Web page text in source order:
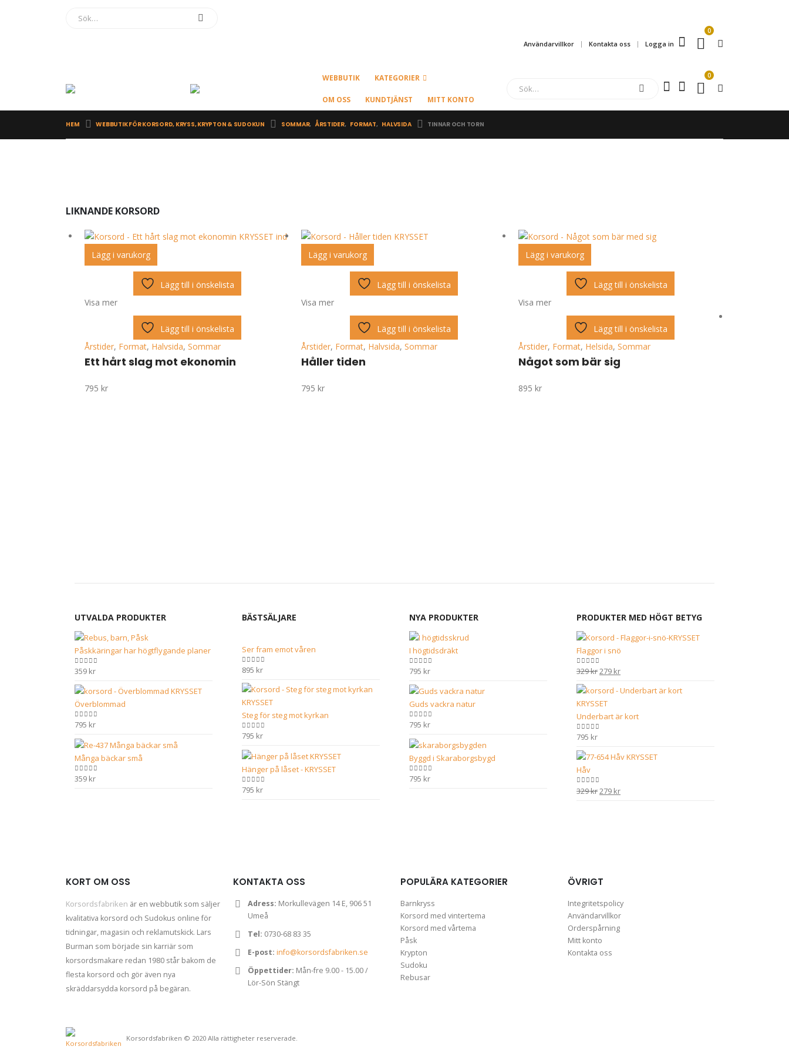
Användarvillkor Kontakta oss Logga in
0
WEBBUTIK KATEGORIER
OM OSS KUNDTJÄNST MITT KONTO
0
HEM WEBBUTIK FÖR KORSORD, KRYSS, KRYPTON & SUDOKUN SOMMAR, ÅRSTIDER, FORMAT, HALVSIDA TINNAR OCH TORN
LIKNANDE KORSORD
Lägg i varukorg
Lägg till i önskelista
Visa mer
Lägg till i önskelista
Årstider, Format, Halvsida, Sommar
Ett hårt slag mot ekonomin
795 kr
Lägg i varukorg
Lägg till i önskelista
Visa mer
Lägg till i önskelista
Årstider, Format, Halvsida,Sommar
Håller tiden
795kr
Lägg i varukorg
Lägg till i önskelista
Visa mer
Lägg till i önskelista
Årstider, Format, Helsida, Sommar
Något som bär sig
895 kr
UTVALDA PRODUKTER
Påskkäringar har högtflygande planer
0out of 5
359 kr
Överblommad
0out of 5
795 kr
Många bäckar små
0out of 5
359 kr
BÄSTSÄLJARE
Ser fram emot våren
0out of 5
895 kr
Steg för steg mot kyrkan
0out of 5
795 kr
Hänger på låset - KRYSSET
0out of 5
795 kr
NYA PRODUKTER
I högtidsdräkt
0out of 5
795 kr
Guds vackra natur
0out of 5
795 kr
Byggd i Skaraborgsbygd
0out of 5
795 kr
PRODUKTER MED HÖGT BETYG
Flaggor i snö
0out of 5
329krDet
priset
var:
329 kr.
279 krDet
priset
279 kr.
Underbart är kort
0out of 5
795 kr
Håv
0out of 5
329krDet
279 krDet
KORT OM OSS
Korsordsfabriken är en webbutik som säljer
kvalitativa korsord och Sudokus online för
tidningar, magasin och reklamutskick. Lars
Burman som började sin karriär som
korsordsmakare redan 1980 står bakom de
flesta korsord och gör även nya
skräddarsydda korsord på begäran.
KONTAKTA OSS
Adress: Morkullevägen 14 E, 906 51
Umeå
Tel: 0730-68 83 35
E-post: info@korsordsfabriken.se
Öppettider: Mån-fre 9.00 - 15.00 /
Lör-Sön Stängt
POPULÄRA KATEGORIER
Barnkryss
Korsord med vintertema
Korsord med vårtema
Påsk
Krypton
Sudoku
Rebusar
ÖVRIGT
Integritetspolicy
Användarvillkor
Orderspårning
Mitt konto
Kontakta oss
Korsordsfabriken © 2020 Alla rättigheter reserverade.